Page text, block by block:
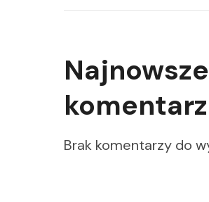
Najnowsze
Brak komentarzy do